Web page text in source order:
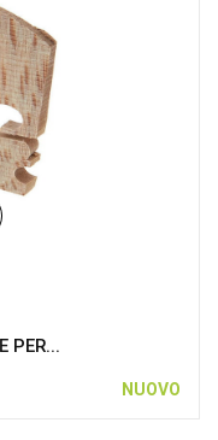
PER...
NUOVO